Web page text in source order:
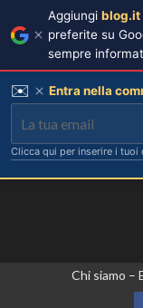
Chi siamo –
Aggiungi blog.it
preferite su
sempre
✉️ Entra nella
Clicca qui per inserire i tuoi